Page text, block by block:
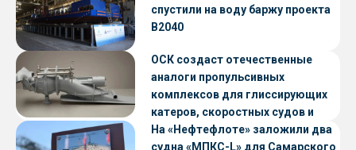
спустили на воду баржу проекта
В2040
ОСК создаст отечественные
аналоги пропульсивных
комплексов для глиссирующих
катеров, скоростных судов и
судов с малой осадкой
На «Нефтефлоте» заложили два
судна «МПКС-L» для Самарского